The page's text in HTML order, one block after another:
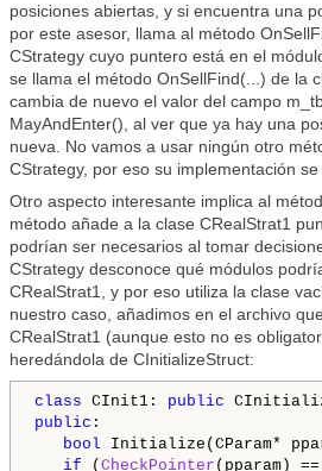
posiciones abiertas, y si encuentra una
por este asesor, llama al método
CStrategy cuyo puntero está en el
se llama el método OnSellFind(...) de la
cambia de nuevo el valor del campo
MayAndEnter(), al ver que ya hay una
nueva. No vamos a usar ningún otro
CStrategy, por eso su implementación se
Otro aspecto interesante implica al
método añade a la clase CRealStrat1
podrían ser necesarios al tomar
CStrategy desconoce qué módulos
CRealStrat1, y por eso utiliza la clase
nuestro caso, añadimos en el archivo
CRealStrat1 (aunque esto no es
heredándola de CInitializeStruct:
class CInit1: public
public :
bool Initialize(CParam*
if ( CheckPointer (pparam) ==